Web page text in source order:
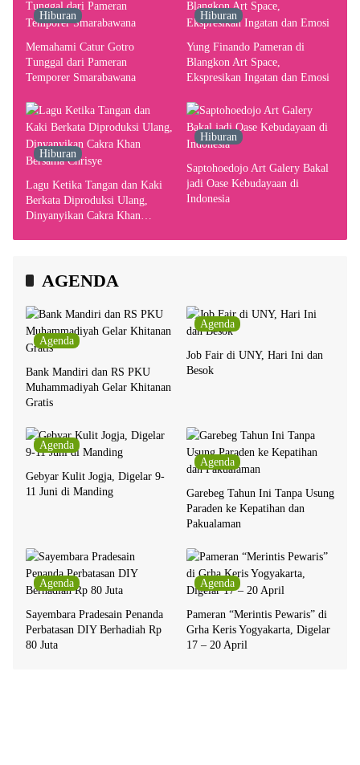
Hiburan
Memahami Catur Gotro
Tunggal dari Pameran
Temporer Smarabawana
Hiburan
Yung Finando Pameran di
Blangkon Art Space,
Ekspresikan Ingatan dan Emosi
Hiburan
Lagu Ketika Tangan dan Kaki
Berkata Diproduksi Ulang,
Dinyanyikan Cakra Khan
Hiburan
Saptohoedojo Art Galery Bakal
jadi Oase Kebudayaan di
Indonesia
AGENDA
Agenda
Bank Mandiri dan RS PKU
Muhammadiyah Gelar Khitanan
Gratis
Agenda
Job Fair di UNY, Hari Ini dan
Besok
Agenda
Gebyar Kulit Jogja, Digelar 9-
11 Juni di Manding
Agenda
Garebeg Tahun Ini Tanpa Usung
Paraden ke Kepatihan dan
Pakualaman
Agenda
Sayembara Pradesain Penanda
Perbatasan DIY Berhadiah Rp
80 Juta
Agenda
Pameran “Merintis Pewaris” di
Grha Keris Yogyakarta, Digelar
17 – 20 April